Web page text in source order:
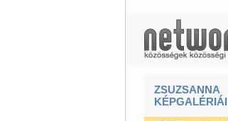
ZSUZSANNA
KÉPGALÉRIÁI